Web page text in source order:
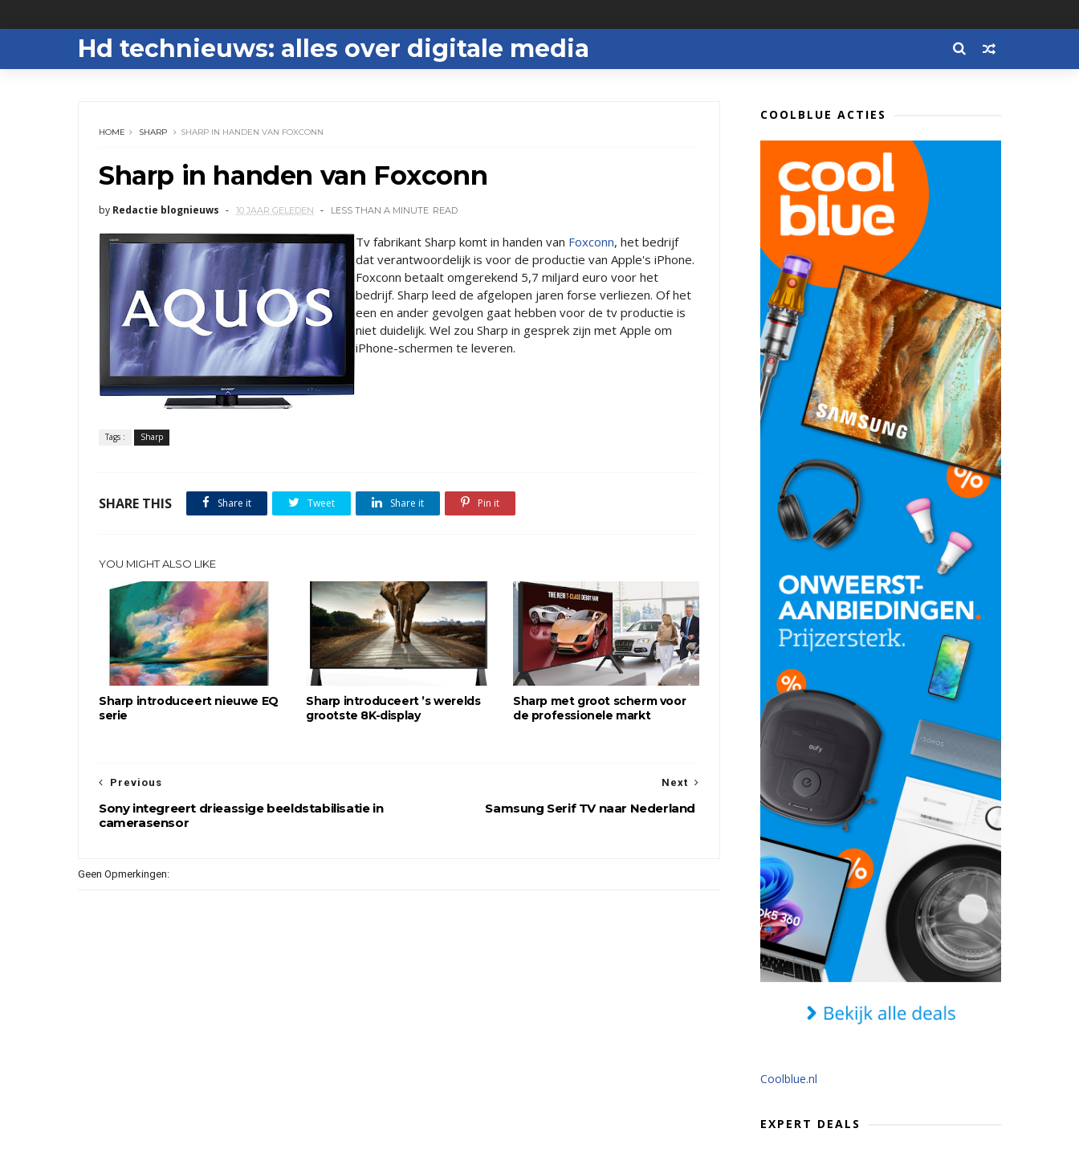
Hd technieuws: alles over digitale media
HOME SHARP SHARP IN HANDEN VAN FOXCONN
Sharp in handen van Foxconn
by Redactie blognieuws 10 JAAR GELEDEN LESS THAN A MINUTE READ
Tv fabrikant Sharp komt in handen van Foxconn, het bedrijf
dat verantwoordelijk is voor de productie van Apple's iPhone.
Foxconn betaalt omgerekend 5,7 miljard euro voor het
bedrijf. Sharp leed de afgelopen jaren forse verliezen. Of het
een en ander gevolgen gaat hebben voor de tv productie is
niet duidelijk. Wel zou Sharp in gesprek zijn met Apple om
iPhone-schermen te leveren.
Tags : Sharp
SHARE THIS Share it Tweet Share it Pin it
YOU MIGHT ALSO LIKE
Sharp introduceert nieuwe EQ
serie
Sharp introduceert ’s werelds
grootste 8K-display
Sharp met groot scherm voor
de professionele markt
Next
Samsung Serif TV naar Nederland
Previous
Sony integreert drieassige beeldstabilisatie in
camerasensor
Geen Opmerkingen:
COOLBLUE ACTIES
Coolblue.nl
EXPERT DEALS